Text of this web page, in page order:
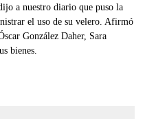
a nuestro diario que puso la
el uso de su velero. Afirmó
González Daher, Sara
bienes.